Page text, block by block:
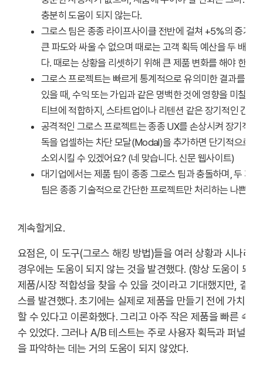
충분히 도움이 되지 않는다.
그로스 팀은 종종 라이프사이클 전반에 걸쳐 +5%의 증가
큰 파도와 싸울 수 없으며 때로는 고객 획득 예산을 두 배로
다. 때로는 상황을 리셋하기 위해 큰 제품 변화를 해야 한다.
그로스 프로젝트는 빠르게 통계적으로 유의미한 결과를 얻
있을 때, 수익 또는 가입과 같은 명백한 것에 영향을 미칠
티브에 적합하지, 스타트업이나 리텐션 같은 장기적인 간격
공격적인 그로스 프로젝트는 종종 UX를 손상시켜 장기적
독을 업셀하는 차단 모달(Modal)을 추가하면 단기적으로
소외시킬 수 있겠어요? (네 맞습니다. 신문 웹사이트)
대기업에서는 제품 팀이 종종 그로스 팀과 충돌하며, 두 개
팀은 종종 기술적으로 간단한 프로젝트만 처리하는 나쁜 평
계속할게요.
요점은, 이 도구(그로스 해킹 방법)들을 여러 상황과 시나리
경우에는 도움이 되지 않는 것을 발견했다. (항상 도움이 되
제품/시장 적합성을 찾을 수 있을 것이라고 기대했지만, 결
스를 발견했다. 초기에는 실제로 제품을 만들기 전에 가치
할 수 있다고 이론화했다. 그리고 아주 작은 제품을 빠른 속
수 있었다. 그러나 A/B 테스트는 주로 사용자 획득과 퍼널
을 파악하는 데는 거의 도움이 되지 않았다.